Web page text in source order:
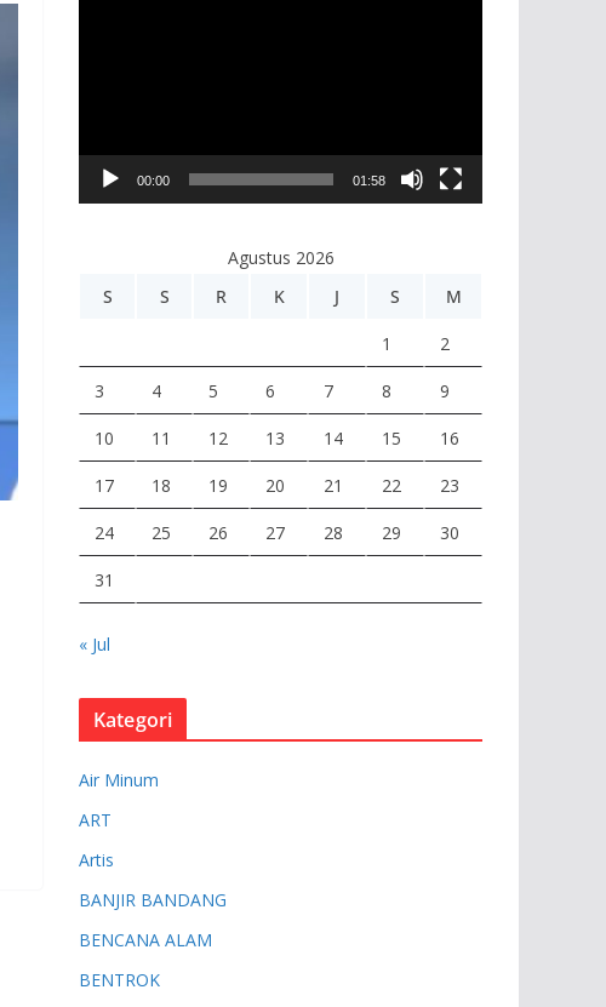
V
00:00 01:58
Agustus 2026
S
S R K J S M
1 2
3 4 5 6 7 8 9
10 11 12 13 14 15 16
17 18 19 20 21 22 23
24 25 26 27 28 29 30
31
« Jul
Kategori
Air Minum
ART
Artis
BANJIR BANDANG
BENCANA ALAM
BENTROK